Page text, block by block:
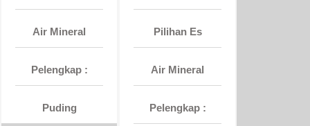
Air Mineral
Pelengkap :
Puding
Pilihan Es
Air Mineral
Pelengkap :